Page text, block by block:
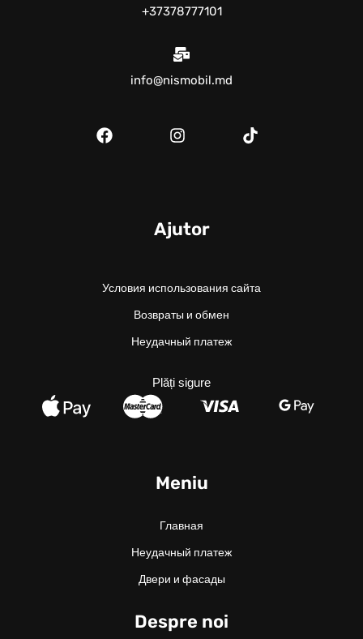
+37378777101
info@nismobil.md
Meniu
Главная
Неудачный платеж
Двери и фасады
Despre noi
Ajutor
Условия использования сайта
Возвраты и обмен
Неудачный платеж
Plăți sigure